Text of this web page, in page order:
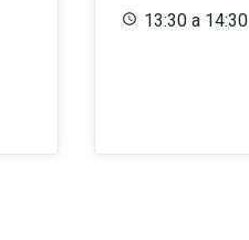
13:30 a 14:30